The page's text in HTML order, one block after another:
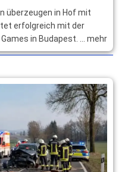
überzeugen in Hof mit
erfolgreich mit der
in Budapest. … mehr